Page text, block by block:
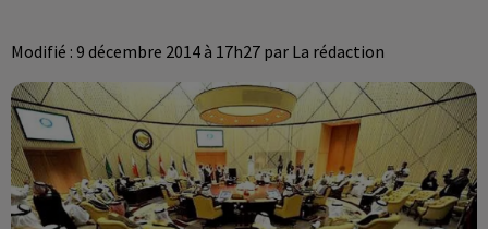
Modifié : 9 décembre 2014 à 17h27 par La rédaction